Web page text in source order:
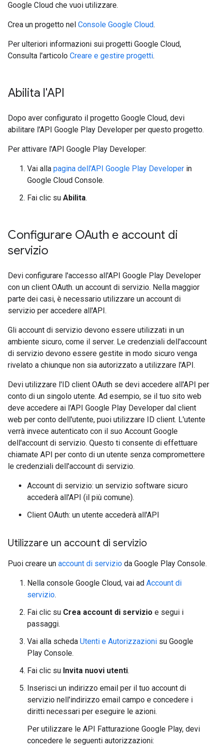
Google Cloud che vuoi utilizzare.
Crea un progetto nel Console Google Cloud.
Per ulteriori informazioni sui progetti Google Cloud,
Consulta l'articolo Creare e gestire progetti.
Abilita l'API
Dopo aver configurato il progetto Google Cloud, devi
abilitare l'API Google Play Developer per questo progetto.
Per attivare l'API Google Play Developer:
Vai alla pagina dell'API Google Play Developer in
Google Cloud Console.
Fai clic su Abilita.
Configurare OAuth e account di
servizio
Devi configurare l'accesso all'API Google Play Developer
con un client OAuth. un account di servizio. Nella maggior
parte dei casi, è necessario utilizzare un account di
servizio per accedere all'API.
Gli account di servizio devono essere utilizzati in un
ambiente sicuro, come il server. Le credenziali dell'account
di servizio devono essere gestite in modo sicuro venga
rivelato a chiunque non sia autorizzato a utilizzare l'API.
Devi utilizzare l'ID client OAuth se devi accedere all'API per
conto di un singolo utente. Ad esempio, se il tuo sito web
deve accedere ai l'API Google Play Developer dal client
web per conto dell'utente, puoi utilizzare ID client. L'utente
verrà invece autenticato con il suo Account Google
dell'account di servizio. Questo ti consente di effettuare
chiamate API per conto di un utente senza compromettere
le credenziali dell'account di servizio.
Account di servizio: un servizio software sicuro
accederà all'API (il più comune).
Client OAuth: un utente accederà all'API
Utilizzare un account di servizio
Puoi creare un account di servizio da Google Play Console.
Nella console Google Cloud, vai ad Account di
servizio.
Fai clic su Crea account di servizio e segui i
passaggi.
Vai alla scheda Utenti e Autorizzazioni su Google
Play Console.
Fai clic su Invita nuovi utenti.
Inserisci un indirizzo email per il tuo account di
servizio nell'indirizzo email campo e concedere i
diritti necessari per eseguire le azioni.
Per utilizzare le API Fatturazione Google Play, devi
concedere le seguenti autorizzazioni: